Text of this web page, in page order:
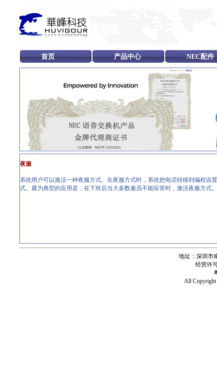
首页 产品中心 NEC配件
夜服
系统用户可以激活一种夜服方式。在夜服方式时，系统把电话转移到编程设
式。最为典型的应用是，在下班后当大多数雇员不能应答时，激活夜服方式
地址：深圳市
经营许
All